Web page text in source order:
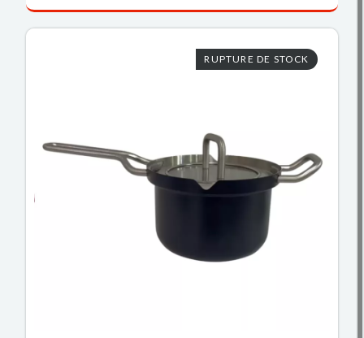
RUPTURE DE STOCK